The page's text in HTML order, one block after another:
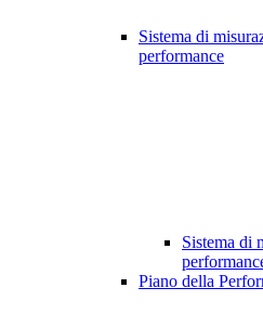
Sistema di
performance
Sistema di
Piano della